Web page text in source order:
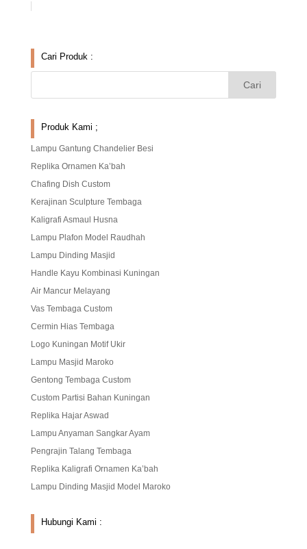
Cari Produk :
Produk Kami ;
Lampu Gantung Chandelier Besi
Replika Ornamen Ka’bah
Chafing Dish Custom
Kerajinan Sculpture Tembaga
Kaligrafi Asmaul Husna
Lampu Plafon Model Raudhah
Lampu Dinding Masjid
Handle Kayu Kombinasi Kuningan
Air Mancur Melayang
Vas Tembaga Custom
Cermin Hias Tembaga
Logo Kuningan Motif Ukir
Lampu Masjid Maroko
Gentong Tembaga Custom
Custom Partisi Bahan Kuningan
Replika Hajar Aswad
Lampu Anyaman Sangkar Ayam
Pengrajin Talang Tembaga
Replika Kaligrafi Ornamen Ka’bah
Lampu Dinding Masjid Model Maroko
Hubungi Kami :